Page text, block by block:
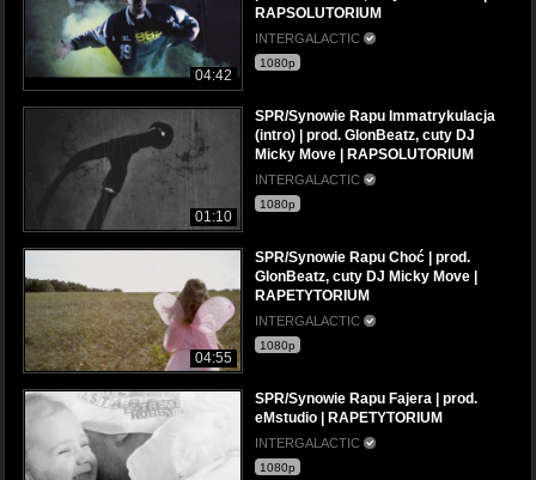
04:42
RAPSOLUTORIUM
INTERGALACTIC
1080p
01:10
SPR/Synowie Rapu Immatrykulacja
(intro) | prod. GlonBeatz, cuty DJ
Micky Move | RAPSOLUTORIUM
INTERGALACTIC
1080p
04:55
SPR/Synowie Rapu Choć | prod.
GlonBeatz, cuty DJ Micky Move |
RAPETYTORIUM
INTERGALACTIC
1080p
SPR/Synowie Rapu Fajera | prod.
eMstudio | RAPETYTORIUM
INTERGALACTIC
1080p